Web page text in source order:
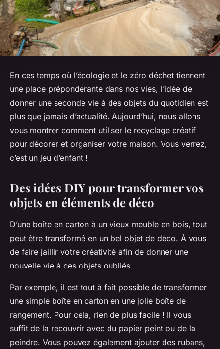
En ces temps où l’écologie et le zéro déchet tiennent
une place prépondérante dans nos vies, l’idée de
donner une seconde vie à des objets du quotidien est
plus que jamais d’actualité. Aujourd’hui, nous allons
vous montrer comment utiliser le recyclage créatif
pour décorer et organiser votre maison. Vous verrez,
c’est un jeu d’enfant !
Des idées DIY pour transformer vos
objets en éléments de déco
D’une boîte en carton à un vieux meuble en bois, tout
peut être transformé en un bel objet de déco. À vous
de faire jaillir votre créativité afin de donner une
nouvelle vie à ces objets oubliés.
Par exemple, il est tout à fait possible de transformer
une simple boîte en carton en une jolie boîte de
rangement. Pour cela, rien de plus facile ! Il vous
suffit de la recouvrir avec du papier peint ou de la
peindre. Vous pouvez également ajouter des rubans,